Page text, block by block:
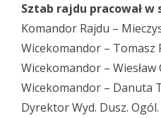
Sztab rajdu pracował w
Komandor Rajdu –
Wicekomandor – Tomasz
Wicekomandor – Wiesław
Wicekomandor – Danuta
Dyrektor Wyd. Dusz.